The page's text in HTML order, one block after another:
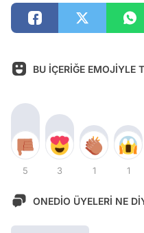
BU İÇERİĞE EMOJİYLE
5 3 1 1
ONEDİO ÜYELERİ NE